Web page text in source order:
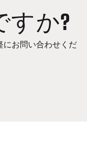
すか?
にお問い合わせくだ